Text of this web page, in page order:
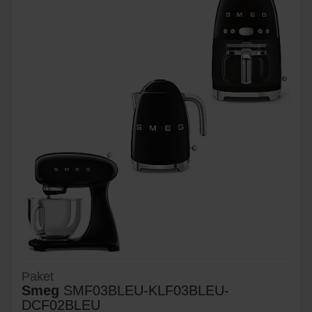
Paket
Smeg SMF03BLEU-KLF03BLEU-
DCF02BLEU